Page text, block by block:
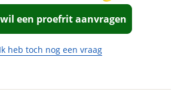
wil een proefrit aanvragen
Oost neemt snel contact met
een proefrit in te plannen.
Ik heb toch nog een vraag
Oost neemt snel contact met
je vraag te beantwoorden.